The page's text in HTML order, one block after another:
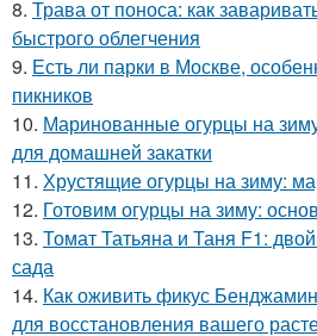
8. Трава от поноса: как
быстрого облегчения
9. Есть ли парки в Москве,
пикников
10. Маринованные огурцы на
для домашней закатки
11. Хрустящие огурцы на зиму:
12. Готовим огурцы на зиму:
13. Томат Татьяна и Таня F1:
сада
14. Как оживить фикус
для восстановления вашего